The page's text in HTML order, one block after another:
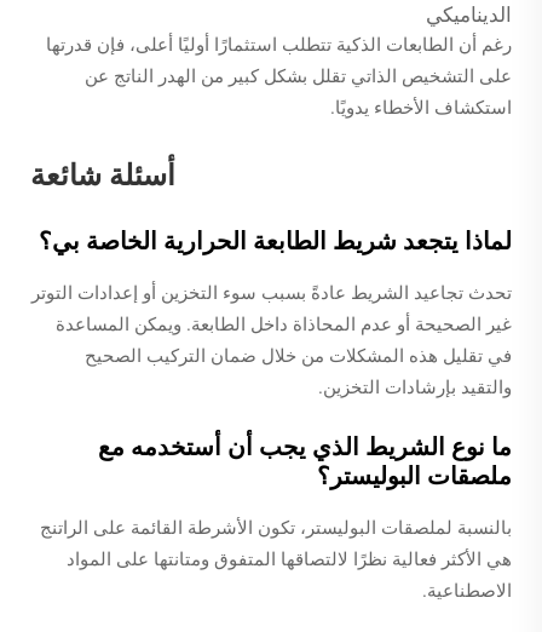
الديناميكي
رغم أن الطابعات الذكية تتطلب استثمارًا أوليًا أعلى، فإن قدرتها
على التشخيص الذاتي تقلل بشكل كبير من الهدر الناتج عن
استكشاف الأخطاء يدويًا.
أسئلة شائعة
لماذا يتجعد شريط الطابعة الحرارية الخاصة بي؟
تحدث تجاعيد الشريط عادةً بسبب سوء التخزين أو إعدادات التوتر
غير الصحيحة أو عدم المحاذاة داخل الطابعة. ويمكن المساعدة
في تقليل هذه المشكلات من خلال ضمان التركيب الصحيح
والتقيد بإرشادات التخزين.
ما نوع الشريط الذي يجب أن أستخدمه مع
ملصقات البوليستر؟
بالنسبة لملصقات البوليستر، تكون الأشرطة القائمة على الراتنج
هي الأكثر فعالية نظرًا لالتصاقها المتفوق ومتانتها على المواد
الاصطناعية.